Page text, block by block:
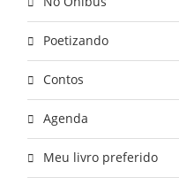
Poetizando
Contos
Agenda
Meu livro preferido